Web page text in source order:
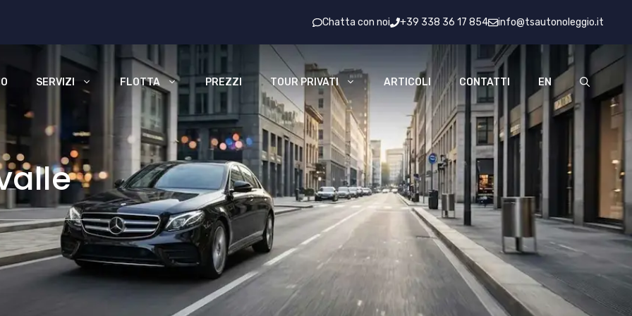
Chatta con noi +39 338 36 17 854 info@tsautonoleggio.it
SERVIZI FLOTTA PREZZI TOUR PRIVATI ARTICOLI CONTATTI EN